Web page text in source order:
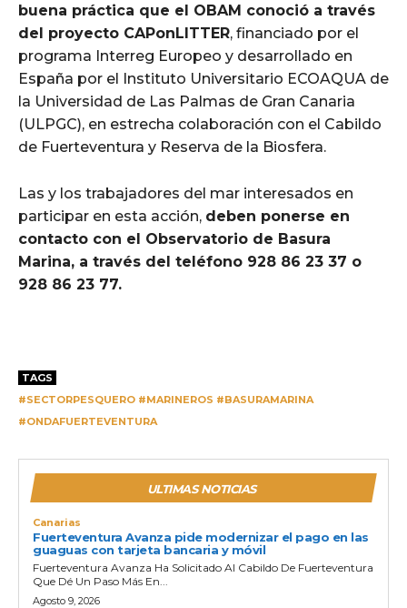
buena práctica que el OBAM conoció a través
del proyecto CAPonLITTER, financiado por el
programa Interreg Europeo y desarrollado en
España por el Instituto Universitario ECOAQUA de
la Universidad de Las Palmas de Gran Canaria
(ULPGC), en estrecha colaboración con el Cabildo
de Fuerteventura y Reserva de la Biosfera.
Las y los trabajadores del mar interesados en
participar en esta acción, deben ponerse en
contacto con el Observatorio de Basura
Marina, a través del teléfono 928 86 23 37 o
928 86 23 77.
TAGS
#SECTORPESQUERO #MARINEROS #BASURAMARINA
#ONDAFUERTEVENTURA
ULTIMAS NOTICIAS
Canarias
Fuerteventura Avanza pide modernizar el pago en las
guaguas con tarjeta bancaria y móvil
Fuerteventura Avanza Ha Solicitado Al Cabildo De Fuerteventura
Que Dé Un Paso Más En...
Agosto 9, 2026